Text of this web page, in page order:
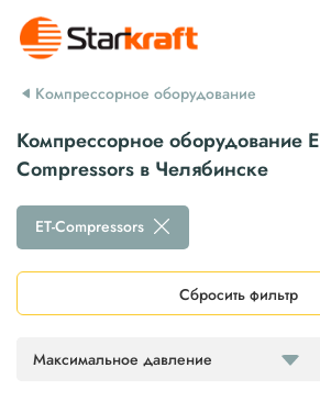
Компрессорное оборудование
Компрессорное оборудование
Compressors в Челябинске
Максимальное давление
ET-Compressors
Сбросить фильтр